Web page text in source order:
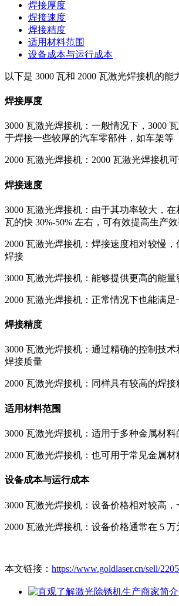
焊接厚度
焊接速度
焊接精度
适用材料范围
设备成本与运行成本
以下是 3000 瓦和 2000 瓦激光焊接机的能
焊接厚度
3000 瓦激光焊接机：一般情况下，3000
于焊接一些较厚的汽车零部件，如车架等
2000 瓦激光焊接机：2000 瓦激光焊接机
焊接速度
3000 瓦激光焊接机：由于其功率较大，
瓦的快 30%-50% 左右，可有效提高生产
2000 瓦激光焊接机：焊接速度相对较慢
焊接
3000 瓦激光焊接机：能够提供更高的能
2000 瓦激光焊接机：正常情况下也能满
焊接精度
3000 瓦激光焊接机：通过精确的控制技
焊接质量
2000 瓦激光焊接机：同样具有较高的焊
适用材料范围
3000 瓦激光焊接机：适用于多种金属材
2000 瓦激光焊接机：也可用于常见金属
设备成本与运行成本
3000 瓦激光焊接机：设备价格相对较高
2000 瓦激光焊接机：设备价格通常在 5
本文链接： https://www.goldlaser.cn/sell/